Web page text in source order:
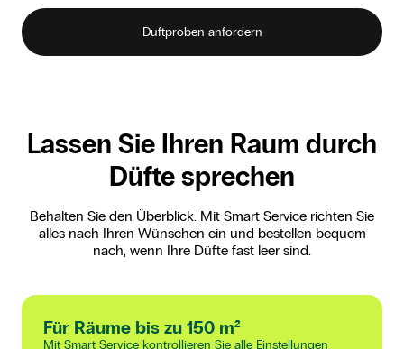
Duftproben anfordern
Lassen Sie Ihren Raum durch
Düfte sprechen
Behalten Sie den Überblick. Mit Smart Service richten Sie
alles nach Ihren Wünschen ein und bestellen bequem
nach, wenn Ihre Düfte fast leer sind.
Für Räume bis zu 150 m²
Mit Smart Service kontrollieren Sie alle Einstellungen